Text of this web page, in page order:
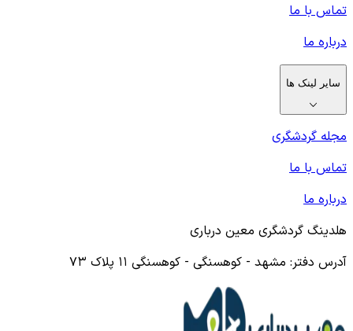
تماس با ما
درباره ما
سایر لینک ها
مجله گردشگری
تماس با ما
درباره ما
هلدینگ گردشگری معین درباری
آدرس دفتر: مشهد - کوهسنگی - کوهسنگی ۱۱ پلاک ۷۳